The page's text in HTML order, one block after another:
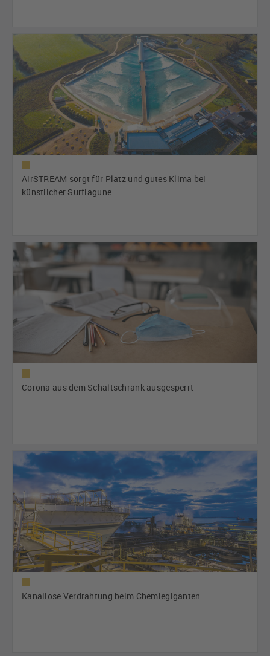
AirSTREAM sorgt für Platz und gutes Klima bei
künstlicher Surflagune
Corona aus dem Schaltschrank ausgesperrt
Kanallose Verdrahtung beim Chemiegiganten